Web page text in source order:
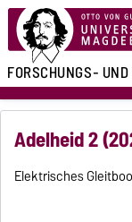
FORSCHUNGS- UND
Adelheid 2
Elektrisches